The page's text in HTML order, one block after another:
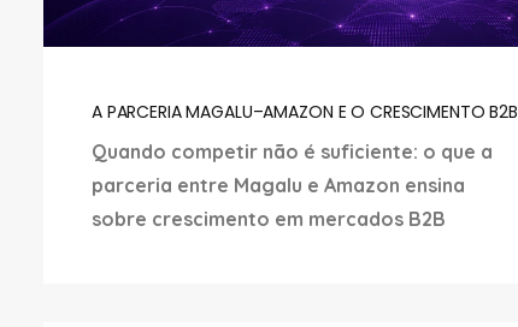
A PARCERIA MAGALU–AMAZON E O CRESCIMENTO B2B
Quando competir não é suficiente: o que a
parceria entre Magalu e Amazon ensina
sobre crescimento em mercados B2B